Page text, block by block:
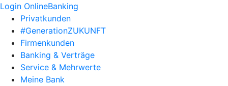
Login OnlineBanking
Privatkunden
#GenerationZUKUNFT
Firmenkunden
Banking & Verträge
Service & Mehrwerte
Meine Bank